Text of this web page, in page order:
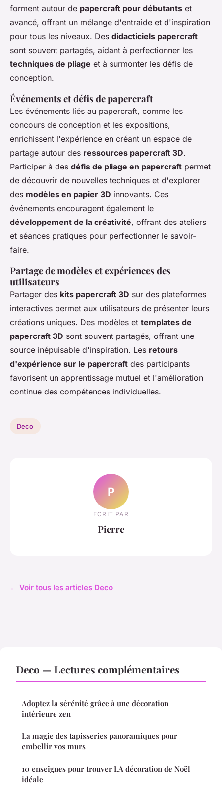
forment autour de papercraft pour débutants et
avancé, offrant un mélange d'entraide et d'inspiration
pour tous les niveaux. Des didacticiels papercraft
sont souvent partagés, aidant à perfectionner les
techniques de pliage et à surmonter les défis de
conception.
Événements et défis de papercraft
Les événements liés au papercraft, comme les
concours de conception et les expositions,
enrichissent l'expérience en créant un espace de
partage autour des ressources papercraft 3D.
Participer à des défis de pliage en papercraft permet
de découvrir de nouvelles techniques et d'explorer
des modèles en papier 3D innovants. Ces
événements encouragent également le
développement de la créativité, offrant des ateliers
et séances pratiques pour perfectionner le savoir-
faire.
Partage de modèles et expériences des
utilisateurs
Partager des kits papercraft 3D sur des plateformes
interactives permet aux utilisateurs de présenter leurs
créations uniques. Des modèles et templates de
papercraft 3D sont souvent partagés, offrant une
source inépuisable d'inspiration. Les retours
d'expérience sur le papercraft des participants
favorisent un apprentissage mutuel et l'amélioration
continue des compétences individuelles.
Deco
P
ECRIT PAR
Pierre
← Voir tous les articles Deco
Deco — Lectures complémentaires
Adoptez la sérénité grâce à une décoration
intérieure zen
La magie des tapisseries panoramiques pour
embellir vos murs
10 enseignes pour trouver LA décoration de Noël
idéale